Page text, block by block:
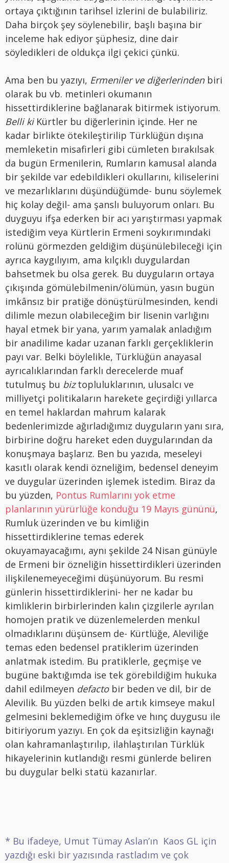
ortaya çıktığının tarihsel izlerini de bulabiliriz.
Daha birçok şey söylenebilir, başlı başına bir
inceleme hak ediyor şüphesiz, dine dair
söyledikleri de oldukça ilgi çekici çünkü.
Ama ben bu yazıyı, Ermeniler ve diğerlerindenbiri
olarak bu vb. metinleri okumanın
hissettirdiklerine bağlanarak bitirmek istiyorum.
Belli kiKürtler bu diğerlerinin içinde. Her ne
kadar birlikte ötekileştirilip Türklüğün dışına
memleketin misafirleri gibi cümleten bırakılsak
da bugün Ermenilerin, Rumların kamusal alanda
bir şekilde var edebildikleri okullarını, kiliselerini
ve mezarlıklarını düşündüğümde- bunu söylemek
hiç kolay değil- ama şanslı buluyorum onları. Bu
duyguyu ifşa ederken bir acı yarıştırması yapmak
istediğim veya Kürtlerin Ermeni soykırımındaki
rolünü görmezden geldiğim düşünülebileceği için
ayrıca kaygılıyım, ama kılçıklı duygulardan
bahsetmek bu olsa gerek. Bu duyguların ortaya
çıkışında gömülebilmenin/ölümün, yasın bugün
imkânsız bir pratiğe dönüştürülmesinden, kendi
dilimle mezun olabileceğim bir lisenin varlığını
hayal etmek bir yana, yarım yamalak anladığım
bir anadilime kadar uzanan farklı gerçekliklerin
payı var. Belki böylelikle, Türklüğün anayasal
ayrıcalıklarından farklı derecelerde muaf
tutulmuş bu biztopluluklarının, ulusalcı ve
milliyetçi politikaların harekete geçirdiği yıllarca
en temel haklardan mahrum kalarak
bedenlerimizde ağırladığımız duyguların yanı sıra,
birbirine doğru hareket eden duygularından da
konuşmaya başlarız. Ben bu yazıda, meseleyi
kasıtlı olarak kendi özneliğim, bedensel deneyim
ve duygular üzerinden işlemek istedim. Biraz da
bu yüzden, Pontus Rumlarını yok etme
planlarının yürürlüğe konduğu 19 Mayıs gününü,
Rumluk üzerinden ve bu kimliğin
hissettirdiklerine temas ederek
okuyamayacağımı, aynı şekilde 24 Nisan günüyle
de Ermeni bir özneliğin hissettirdikleri üzerinden
ilişkilenemeyeceğimi düşünüyorum. Bu resmi
günlerin hissettirdiklerini- her ne kadar bu
kimliklerin birbirlerinden kalın çizgilerle ayrılan
homojen pratik ve düzenlemelerden menkul
olmadıklarını düşünsem de- Kürtlüğe, Aleviliğe
temas eden bedensel pratiklerim üzerinden
anlatmak istedim. Bu pratiklerle, geçmişe ve
bugüne baktığımda ise tek görebildiğim hukuka
dahil edilmeyen defactobir beden ve dil, bir de
Alevilik. Bu yüzden belki de artık kimseye makul
gelmesini beklemediğim öfke ve hınç duygusu ile
bitiriyorum yazıyı. En çok da eşitsizliğin kaynağı
olan kahramanlaştırılıp, ilahlaştırılan Türklük
hikayelerinin kutlandığı resmi günlerde beliren
bu duygular belki statü kazanırlar.
* Bu ifadeye, Umut Tümay Aslan’ın Kaos GL için
yazdığı eski bir yazısında rastladım ve çok